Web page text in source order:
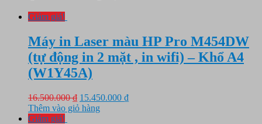
Giảm giá!
Máy in Laser màu HP Pro M454DW
(tự động in 2 mặt , in wifi) – Khổ A4
(W1Y45A)
16.500.000₫ Giá
gốc
15.450.000 ₫Giá
Thêm vào giỏ hàng
Giảm giá!